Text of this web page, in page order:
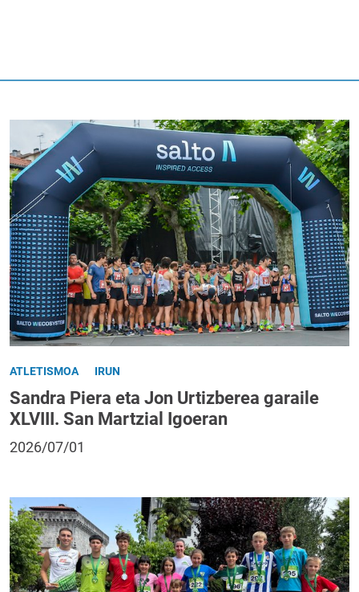
ATLETISMOA IRUN
Sandra Piera eta Jon Urtizberea garaile
XLVIII. San Martzial Igoeran
2026/07/01